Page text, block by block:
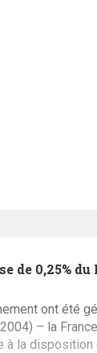
de 0,25%
ont été
– la
la